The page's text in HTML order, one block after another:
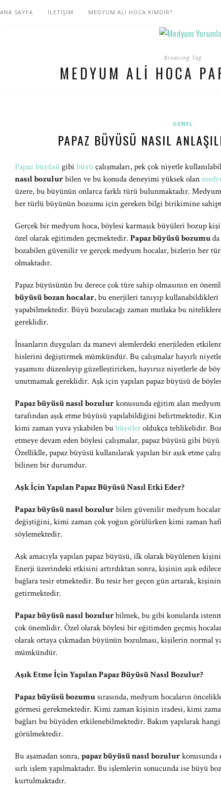
ANA SAYFA İLETİŞİM MEDYUM ALİ HOCA KİMDİR?
Browsing Tag
MEDYUM ALI HOCA
GENEL
PAPAZ BÜYÜSÜ NASIL
Papaz büyüsü gibi büyü çalışmaları, pek çok niyetle
nasıl bozulurbilen ve bu konuda deneyimi yüksek olan
üzere, bu büyünün onlarca farklı türü bulunmaktadır.
her türlü büyünün bozumu için gereken bilgi birikimine
Gerçek bir medyum hoca, böylesi karmaşık büyüleri bozup
özel olarak eğitimden geçmektedir. Papaz büyüsü bozumu
bozabilen güvenilir ve gerçek medyum hocalar, bizlerin her
olmaktadır.
Papaz büyüsünün bu derece çok türe sahip olmasının en
büyüsü bozan hocalar, bu enerjileri tanıyıp
yapabilmektedir. Büyü bozulacağı zaman mutlaka bu
gereklidir.
İnsanların duyguları da manevi alemlerdeki enerjileden
hislerini değiştirmek mümkündür. Bu çalışmalar hayırlı
yaşamını düzenleyip güzelleştirirken, hayırsız niyetlerle de
unutmamak gereklidir. Aşk için yapılan papaz büyüsü de
Papaz büyüsü nasıl bozulurkonusunda eğitim alan
tarafından aşık etme büyüsü yapılabildiğini belirtmektedir.
kimi zaman yuva yıkabilen bubüyüleroldukça tehlikelidir.
etmeye devam eden böylesi çalışmalar, papaz büyüsü gibi
Özelliklle, papaz büyüsü kullanılarak yapılan bir aşık etme
bilinen bir durumdur.
Aşk İçin Yapılan Papaz Büyüsü Nasıl Etki Eder?
Papaz büyüsü nasıl bozulurbilen güvenilir medyum
değiştiğini, kimi zaman çok yoğun görülürken kimi zaman
söylemektedir.
Aşk amacıyla yapılan papaz büyüsü, ilk olarak büyülenen
Enerji üzerindeki etkisini artırdıktan sonra, kişinin aşık
bağlara tesir etmektedir. Bu tesir her geçen gün artarak,
getirmektedir.
Papaz büyüsü nasıl bozulurbilmek, bu gibi konularda
çok önemlidir. Özel olarak böylesi bir eğitimden geçmiş
olarak ortaya çıkmadan büyünün bozulması, kişilerin normal
mümkündür.
Aşık Etme İçin Yapılan Papaz Büyüsü Nasıl Bozulur?
Papaz büyüsü bozumusırasında, medyum hocaların
görmesi gerekmektedir. Kimi zaman kişinin iradesi, kimi
bağları bu büyüden etkilenebilmektedir. Bakım yapılarak
görülmektedir.
Bu aşamadan sonra,papaz büyüsü nasıl bozulurkonusunda
sırlı işlem yapılmaktadır. Bu işlemlerin sonucunda ise büyü
kurtulmaktadır.